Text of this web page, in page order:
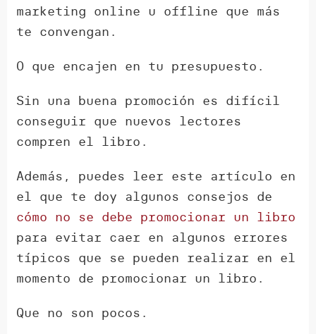
marketing online u offline que más
te convengan.
O que encajen en tu presupuesto.
Sin una buena promoción es difícil
conseguir que nuevos lectores
compren el libro.
Además, puedes leer este artículo en
el que te doy algunos consejos de
cómo no se debe promocionar un libro
para evitar caer en algunos errores
típicos que se pueden realizar en el
momento de promocionar un libro.
Que no son pocos.